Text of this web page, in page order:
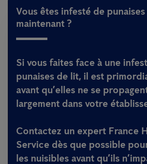
Vous êtes infesté de
maintenant ?
Si vous faites face à une
punaises de lit, il est
avant qu’elles ne se
largement dans votre
Contactez un expert France
Service dès que possible
les nuisibles avant qu’ils